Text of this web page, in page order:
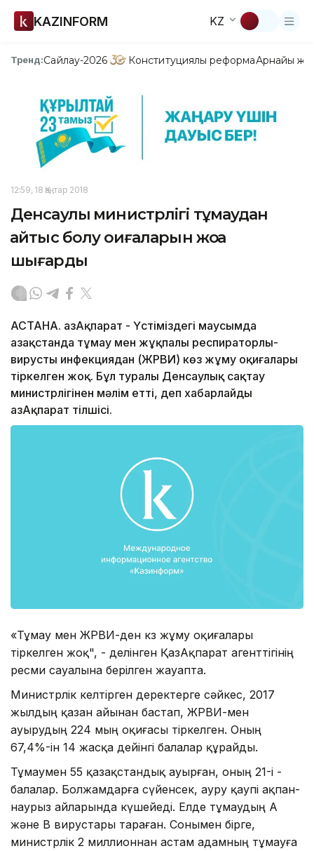
KAZINFORM KZ
Тренд:Сайлау-2026 Конституциялық реформаАрнайы
12:59, 18 Қаңтар 2018
Денсаулық министрлігі тұмаудан
қайтыс болу оқиғаларын жоққа
шығарды
АСТАНА. ҚазАқпарат - Үстіміздегі маусымда
Қазақстанда тұмау мен жұқпалы респираторлы-
вирусты инфекциядан (ЖРВИ) көз жұму оқиғалары
тіркелген жоқ. Бұл туралы Денсаулық сақтау
министрлігінен мәлім етті, деп хабарлайды
ҚазАқпарат тілшісі.
«Тұмау мен ЖРВИ-ден көз жұму оқиғалары
тіркелген жоқ", - делінген ҚазАқпарат агенттігінің
ресми сауалына берілген жауапта.
Министрлік келтірген деректерге сәйкес, 2017
жылдың қазан айынан бастап, ЖРВИ-мен
ауырудың 224 мың оқиғасы тіркелген. Оның
67,4%-ін 14 жасқа дейінгі балалар құрайды.
Тұмаумен 55 қазақстандық ауырған, оның 21-і -
балалар. Болжамдарға сүйенсек, ауру қаупі ақпан-
наурыз айларында күшейеді. Елде тұмаудың А
және В вирустары тараған. Сонымен бірге,
министрлік 2 миллионнан астам адамның тұмауға